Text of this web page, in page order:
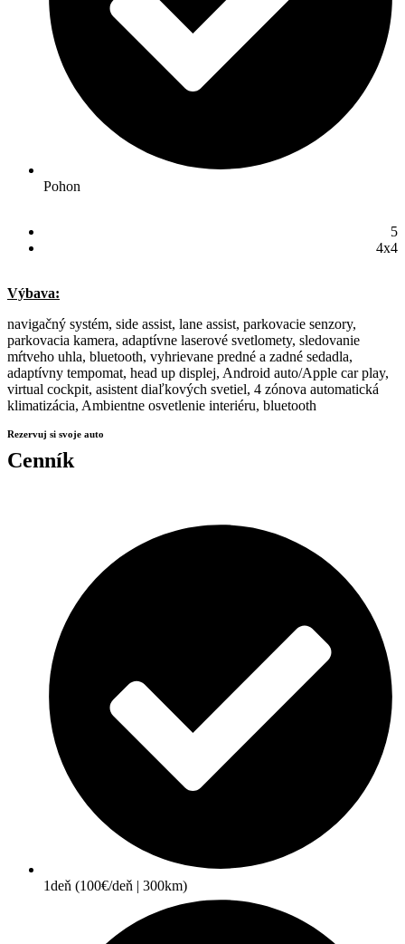
Pohon
5
4x4
Výbava:
navigačný systém, side assist, lane assist, parkovacie senzory,
parkovacia kamera, adaptívne laserové svetlomety, sledovanie
mŕtveho uhla, bluetooth, vyhrievane predné a zadné sedadla,
adaptívny tempomat, head up displej, Android auto/Apple car play,
virtual cockpit, asistent diaľkových svetiel, 4 zónova automatická
klimatizácia, Ambientne osvetlenie interiéru, bluetooth
Rezervuj si svoje auto
Cenník
1deň (100€/deň | 300km)